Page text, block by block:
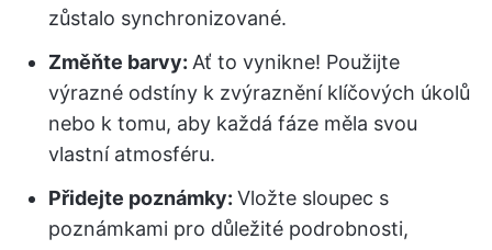
zůstalo synchronizované.
Změňte barvy: Ať to vynikne! Použijte
výrazné odstíny k zvýraznění klíčových úkolů
nebo k tomu, aby každá fáze měla svou
vlastní atmosféru.
Přidejte poznámky: Vložte sloupec s
poznámkami pro důležité podrobnosti,